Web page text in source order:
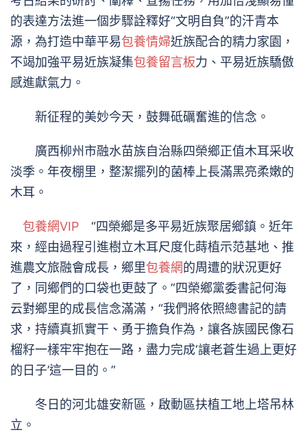
的表達方法進一個步驟詮釋好“文明自負”的汗青本
源，為打造中華平易包養情婦近族配合的精力家園，
不竭加強平易近族凝集包養留言板力、平易近族驕傲
感進獻氣力。
新征程的美妙今天，鼓舞砥礪奮進的信念。
廣西柳州市融水苗族自治縣四榮鄉正值木耳采收
淡季。年夜棚里，整潔擺列的菌棒上長滿黑亮柔嫩的
木耳。
包養網VIP “四榮鄉是多平易近族聚居鄉鎮。近年
來，經由過程引進樹立木耳尺度化蒔植示范基地、推
進農文旅融會成長，鄉里包養網的周遭的狀況更好
了，同鄉們的口袋也更鼓了。”四榮鄉黨委書記何海
云對鄉里的成長信念滿滿，“我們將依照總書記的請
求，持續真抓實干、勇于擔負作為，讓各族國民像石
榴籽一樣牢牢抱在一路，盡力完成‘讓老蒼生過上更好
的日子’這一目的。”
冬日的河北雄安新區，啟動區扶植工地上塔吊林
立。